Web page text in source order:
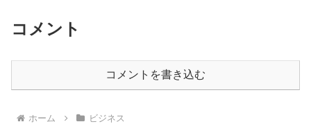
コメント
コメントを書き込む
ホーム ビジネス